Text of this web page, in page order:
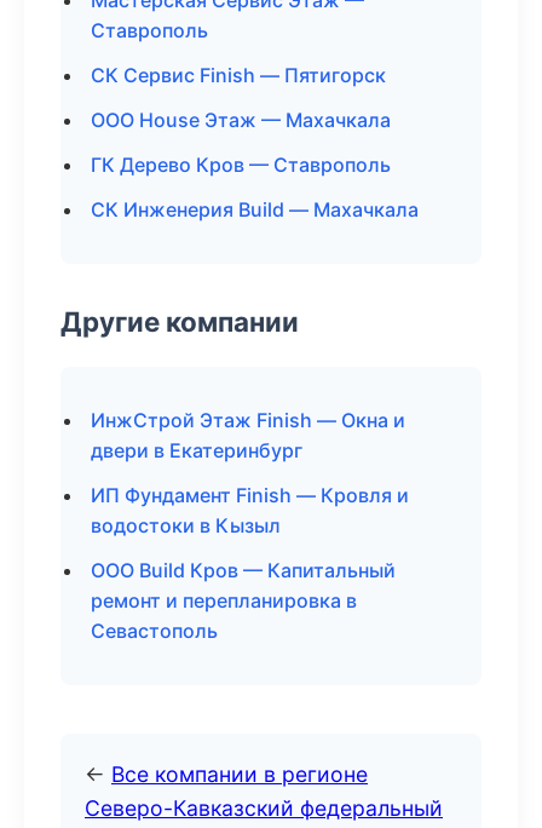
Ставрополь
СК Сервис Finish — Пятигорск
ООО House Этаж — Махачкала
ГК Дерево Кров — Ставрополь
СК Инженерия Build — Махачкала
Другие компании
ИнжСтрой Этаж Finish — Окна и
двери в Екатеринбург
ИП Фундамент Finish — Кровля и
водостоки в Кызыл
ООО Build Кров — Капитальный
ремонт и перепланировка в
Севастополь
← Все компании в регионе
Северо-Кавказский федеральный